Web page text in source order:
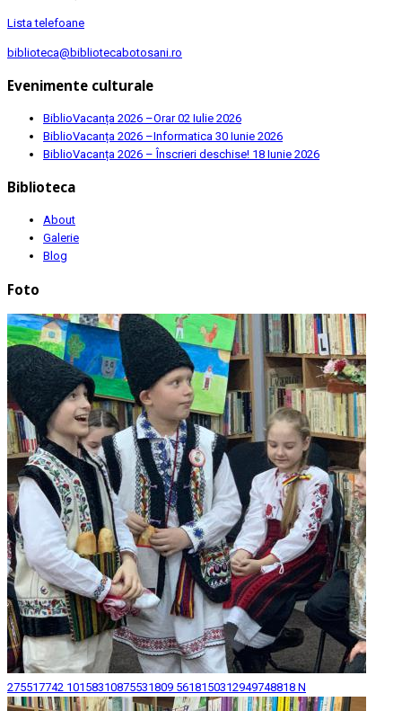
Lista telefoane
biblioteca@bibliotecabotosani.ro
Evenimente culturale
BiblioVacanța 2026 –Orar02 Iulie 2026
BiblioVacanța 2026 –Informatica 30 Iunie 2026
BiblioVacanța 2026 – Înscrieri deschise! 18 Iunie 2026
Biblioteca
About
Galerie
Blog
Foto
275517742 10158310875531809 5618150312949748818 N